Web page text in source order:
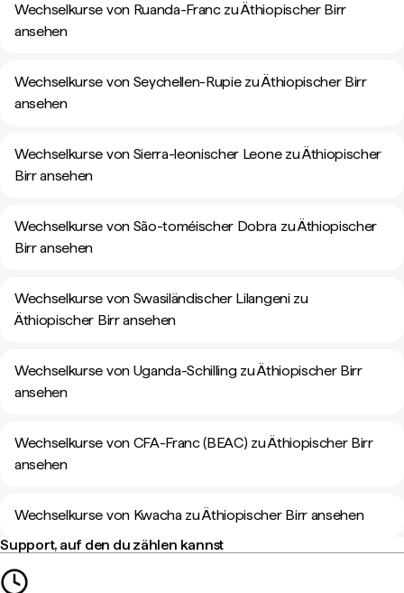
Wechselkurse von Ruanda-Franc zu Äthiopischer Birr
ansehen
Wechselkurse von Seychellen-Rupie zu Äthiopischer Birr
ansehen
Wechselkurse von Sierra-leonischer Leone zu Äthiopischer
Birr ansehen
Wechselkurse von São-toméischer Dobra zu Äthiopischer
Birr ansehen
Wechselkurse von Swasiländischer Lilangeni zu
Äthiopischer Birr ansehen
Wechselkurse von Uganda-Schilling zu Äthiopischer Birr
ansehen
Wechselkurse von CFA-Franc (BEAC) zu Äthiopischer Birr
ansehen
Wechselkurse von Kwacha zu Äthiopischer Birr ansehen
Support, auf den du zählen kannst